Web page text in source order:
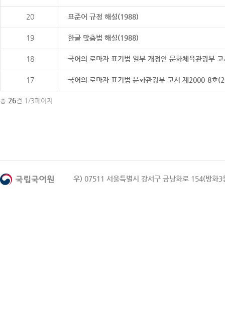
20 표준어 규정 해설(1988)
19 한글 맞춤법 해설(1988)
18 국어의 로마자 표기법 일부 개정안 문화체육관광부
17 국어의 로마자 표기법 문화관광부 고시 제2000-8호
총 26건 1/3페이지
우) 07511 서울특별시 강서구 금낭화로 154(방화3